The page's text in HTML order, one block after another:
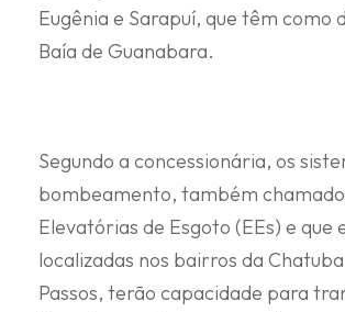
Eugênia e Sarapuí, que têm como
Baía de Guanabara.
Segundo a concessionária, os
bombeamento, também
Elevatórias de Esgoto (EEs) e que
localizadas nos bairros da
Passos, terão capacidade para